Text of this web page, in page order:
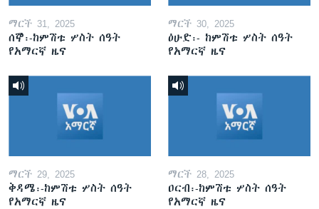
ማርች 31, 2025
ሰኞ፡-ከምሽቱ ሦስት ሰዓት
የአማርኛ ዜና
ማርች 30, 2025
ዕሁድ፡- ከምሽቱ ሦስት ሰዓት
የአማርኛ ዜና
ማርች 29, 2025
ቅዳሜ፡-ከምሽቱ ሦስት ሰዓት
የአማርኛ ዜና
ማርች 28, 2025
ዐርብ፡-ከምሽቱ ሦስት ሰዓት
የአማርኛ ዜና